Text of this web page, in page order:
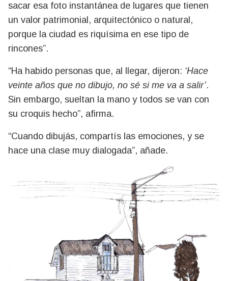
sacar esa foto instantánea de lugares que tienen
un valor patrimonial, arquitectónico o natural,
porque la ciudad es riquísima en ese tipo de
rincones”.
“Ha habido personas que, al llegar, dijeron: ‘Hace
veinte años que no dibujo, no sé si me va a salir’.
Sin embargo, sueltan la mano y todos se van con
su croquis hecho”, afirma.
“Cuando dibujás, compartís las emociones, y se
hace una clase muy dialogada”, añade.